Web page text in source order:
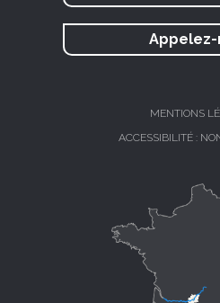
Appelez-
MENTIONS
ACCESSIBILITÉ :